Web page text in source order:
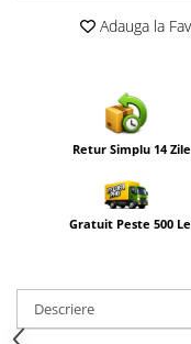
Adauga la
Retur Simplu 14 Zile
Gratuit Peste 500
Descriere